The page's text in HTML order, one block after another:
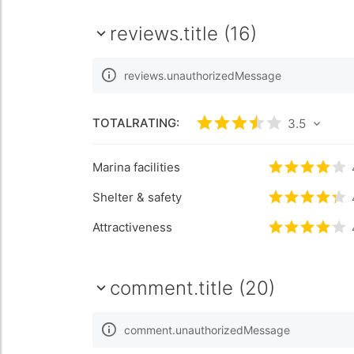
reviews.title (16)
reviews.unauthorizedMessage
TOTALRATING: rating.rated3.5
3.5
Marina facilities
Shelter & safety
Attractiveness
comment.title (20)
comment.unauthorizedMessage